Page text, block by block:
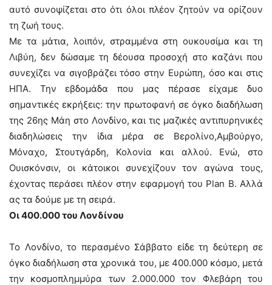
αυτό συνοψίζεται στο ότι όλοι πλέον ζητούν να ορίζουν
τη ζωή τους.
Με τα μάτια, λοιπόν, στραμμένα στη ουκουσίμα και τη
Λιβύη, δεν δώσαμε τη δέουσα προσοχή στο καζάνι που
συνεχίζει να σιγοβράζει τόσο στην Ευρώπη, όσο και στις
ΗΠΑ. Την εβδομάδα που μας πέρασε είχαμε δυο
σημαντικές εκρήξεις: την πρωτοφανή σε όγκο διαδήλωση
της 26ης Μάη στο Λονδίνο, και τις μαζικές αντιπυρηνικές
διαδηλώσεις την ίδια μέρα σε Βερολίνο,Αμβούργο,
Μόναχο, Στουτγάρδη, Κολονία και αλλού. Ενώ, στο
Ουισκόνσιν, οι κάτοικοι συνεχίζουν τον αγώνα τους,
έχοντας περάσει πλέον στην εφαρμογή του Plan B. Αλλά
ας τα δούμε με τη σειρά.
Οι 400.000 του Λονδίνου
Το Λονδίνο, το περασμένο Σάββατο είδε τη δεύτερη σε
όγκο διαδήλωση στα χρονικά του, με 400.000 κόσμο, μετά
την κοσμοπλημμύρα των 2.000.000 τον Φλεβάρη του